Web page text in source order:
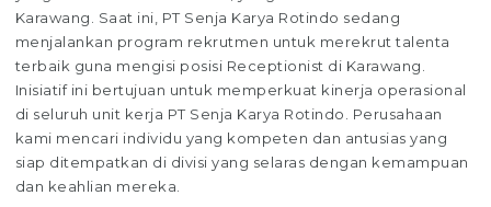
Karawang. Saat ini, PT Senja Karya Rotindo sedang
menjalankan program rekrutmen untuk merekrut talenta
terbaik guna mengisi posisi Receptionist di Karawang.
Inisiatif ini bertujuan untuk memperkuat kinerja operasional
di seluruh unit kerja PT Senja Karya Rotindo. Perusahaan
kami mencari individu yang kompeten dan antusias yang
siap ditempatkan di divisi yang selaras dengan kemampuan
dan keahlian mereka.